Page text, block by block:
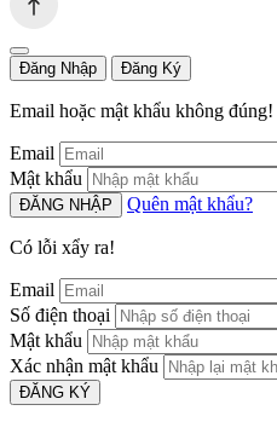
Đăng Nhập Đăng Ký
Email hoặc mật khẩu không đúng!
Email
Mật khẩu
ĐĂNG NHẬP Quên mật khẩu?
Có lỗi xẩy ra!
Email
Số điện thoại
Mật khẩu
Xác nhận mật khẩu
ĐĂNG KÝ